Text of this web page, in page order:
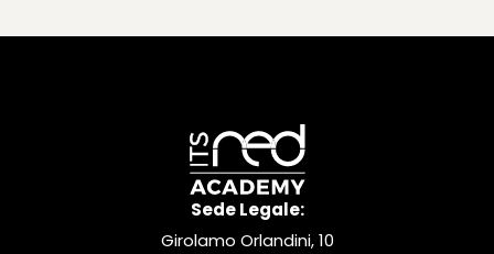
Sede Legale:
Girolamo Orlandini, 10